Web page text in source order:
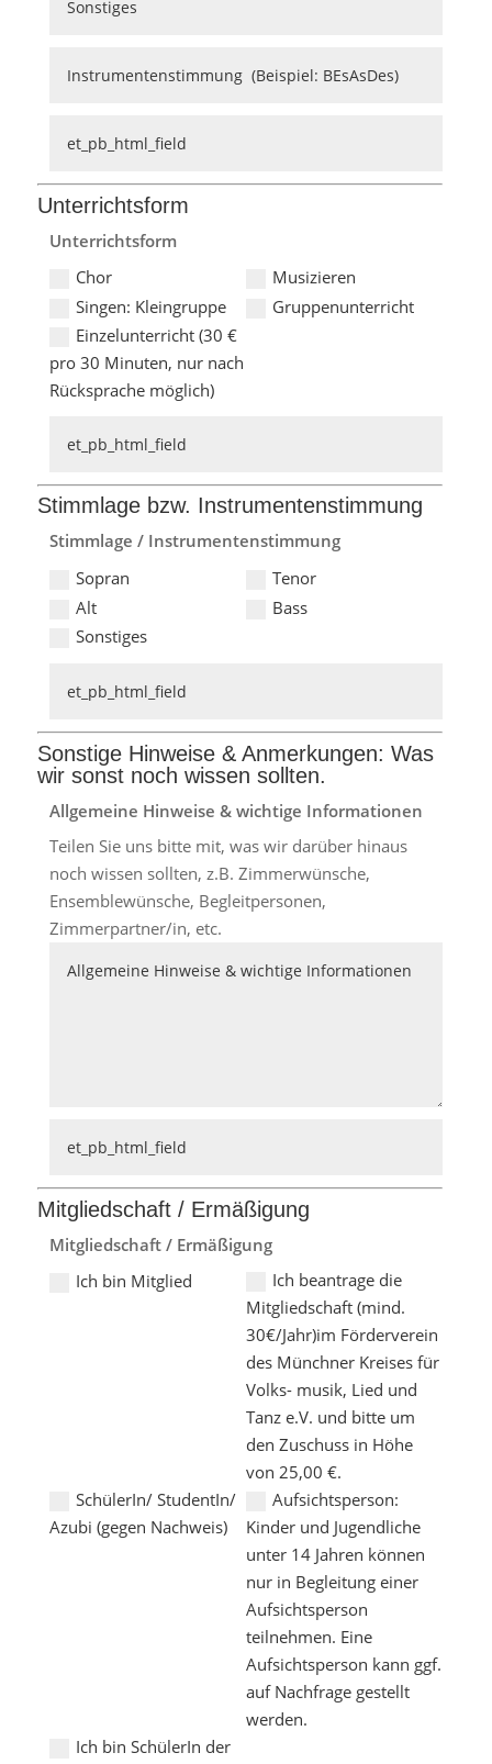
Unterrichtsform
Unterrichtsform
Chor
Musizieren
Singen: Kleingruppe
Gruppenunterricht
Einzelunterricht (30 €
pro 30 Minuten, nur nach
Rücksprache möglich)
Stimmlage bzw. Instrumentenstimmung
Stimmlage / Instrumentenstimmung
Sopran
Tenor
Alt
Bass
Sonstiges
Sonstige Hinweise & Anmerkungen: Was
wir sonst noch wissen sollten.
Allgemeine Hinweise & wichtige Informationen
Teilen Sie uns bitte mit, was wir darüber hinaus
noch wissen sollten, z.B. Zimmerwünsche,
Ensemblewünsche, Begleitpersonen,
Zimmerpartner/in, etc.
Mitgliedschaft / Ermäßigung
Mitgliedschaft / Ermäßigung
Ich bin Mitglied
Ich beantrage die
Mitgliedschaft (mind.
30€/Jahr)im Förderverein
des Münchner Kreises für
Volks- musik, Lied und
Tanz e.V. und bitte um
den Zuschuss in Höhe
von 25,00 €.
SchülerIn/ StudentIn/
Azubi (gegen Nachweis)
Aufsichtsperson:
Kinder und Jugendliche
unter 14 Jahren können
nur in Begleitung einer
Aufsichtsperson
teilnehmen. Eine
Aufsichtsperson kann ggf.
auf Nachfrage gestellt
werden.
Ich bin SchülerIn der